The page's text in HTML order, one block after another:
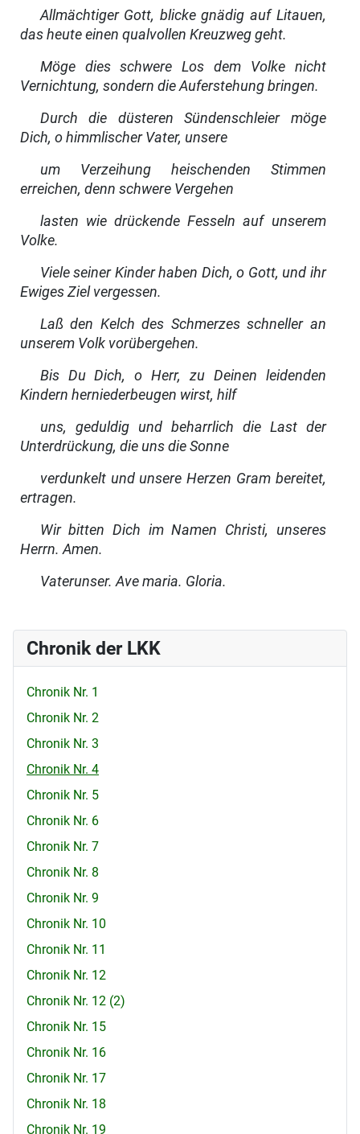
Allmächtiger Gott, blicke gnädig auf Litauen,
das heute einen qualvollen Kreuzweg geht.
Möge dies schwere Los dem Volke nicht
Vernichtung, sondern die Aufer­stehung bringen.
Durch die düsteren Sündenschleier möge
Dich, o himmlischer Vater, unsere
um Verzeihung heischenden Stimmen
erreichen, denn schwere Vergehen
lasten wie drückende Fesseln auf unserem
Volke.
Viele seiner Kinder haben Dich, o Gott, und ihr
Ewiges Ziel vergessen.
Laß den Kelch des Schmerzes schneller an
unserem Volk vorübergehen.
Bis Du Dich, o Herr, zu Deinen leidenden
Kindern herniederbeugen wirst, hilf
uns, geduldig und beharrlich die Last der
Unterdrückung, die uns die Sonne
verdunkelt und unsere Herzen Gram bereitet,
ertragen.
Wir bitten Dich im Namen Christi, unseres
Herrn.Amen.
Vaterunser. Ave maria. Gloria.
Chronik der LKK
Chronik Nr. 1
Chronik Nr. 2
Chronik Nr. 3
Chronik Nr. 4
Chronik Nr. 5
Chronik Nr. 6
Chronik Nr. 7
Chronik Nr. 8
Chronik Nr. 9
Chronik Nr. 10
Chronik Nr. 11
Chronik Nr. 12
Chronik Nr. 12 (2)
Chronik Nr. 15
Chronik Nr. 16
Chronik Nr. 17
Chronik Nr. 18
Chronik Nr. 19